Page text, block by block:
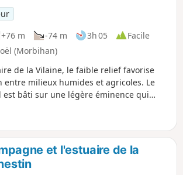
+76 m -74 m 3h 05
Facile
(Morbihan)
de la Vilaine, le faible relief favorise
milieux humides et agricoles. Le
est bâti sur une légère éminence qui
Le circuit proposé permet de découvrir
son estuaire et l'un des ruisseaux qui
du Pont de Fer, une réserve naturelle
d'entrevoir lorsque le feuillage
et l'estuaire de la